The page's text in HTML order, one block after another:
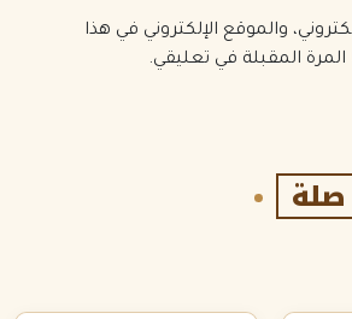
والموقع الإلكتروني في هذا
المقبلة في تعليقي.